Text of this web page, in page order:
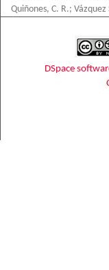
Quiñones, C. R.; Vázquez
DSpace